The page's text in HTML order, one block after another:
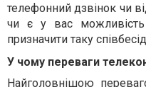
телефонний дзвінок чи
чи є у вас можливість
призначити таку
У чому переваги
Найголовнішою